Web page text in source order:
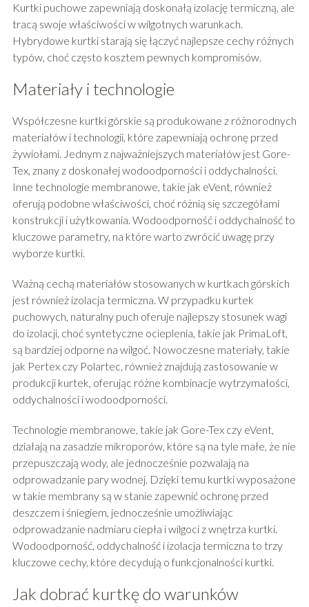
Kurtki puchowe zapewniają doskonałą izolację termiczną, ale
tracą swoje właściwości w wilgotnych warunkach.
Hybrydowe kurtki starają się łączyć najlepsze cechy różnych
typów, choć często kosztem pewnych kompromisów.
Materiały i technologie
Współczesne kurtki górskie są produkowane z różnorodnych
materiałów i technologii, które zapewniają ochronę przed
żywiołami. Jednym z najważniejszych materiałów jest Gore-
Tex, znany z doskonałej wodoodporności i oddychalności.
Inne technologie membranowe, takie jak eVent, również
oferują podobne właściwości, choć różnią się szczegółami
konstrukcji i użytkowania. Wodoodporność i oddychalność to
kluczowe parametry, na które warto zwrócić uwagę przy
wyborze kurtki.
Ważną cechą materiałów stosowanych w kurtkach górskich
jest również izolacja termiczna. W przypadku kurtek
puchowych, naturalny puch oferuje najlepszy stosunek wagi
do izolacji, choć syntetyczne ocieplenia, takie jak PrimaLoft,
są bardziej odporne na wilgoć. Nowoczesne materiały, takie
jak Pertex czy Polartec, również znajdują zastosowanie w
produkcji kurtek, oferując różne kombinacje wytrzymałości,
oddychalności i wodoodporności.
Technologie membranowe, takie jak Gore-Tex czy eVent,
działają na zasadzie mikroporów, które są na tyle małe, że nie
przepuszczają wody, ale jednocześnie pozwalają na
odprowadzanie pary wodnej. Dzięki temu kurtki wyposażone
w takie membrany są w stanie zapewnić ochronę przed
deszczem i śniegiem, jednocześnie umożliwiając
odprowadzanie nadmiaru ciepła i wilgoci z wnętrza kurtki.
Wodoodporność, oddychalność i izolacja termiczna to trzy
kluczowe cechy, które decydują o funkcjonalności kurtki.
Jak dobrać kurtkę do warunków